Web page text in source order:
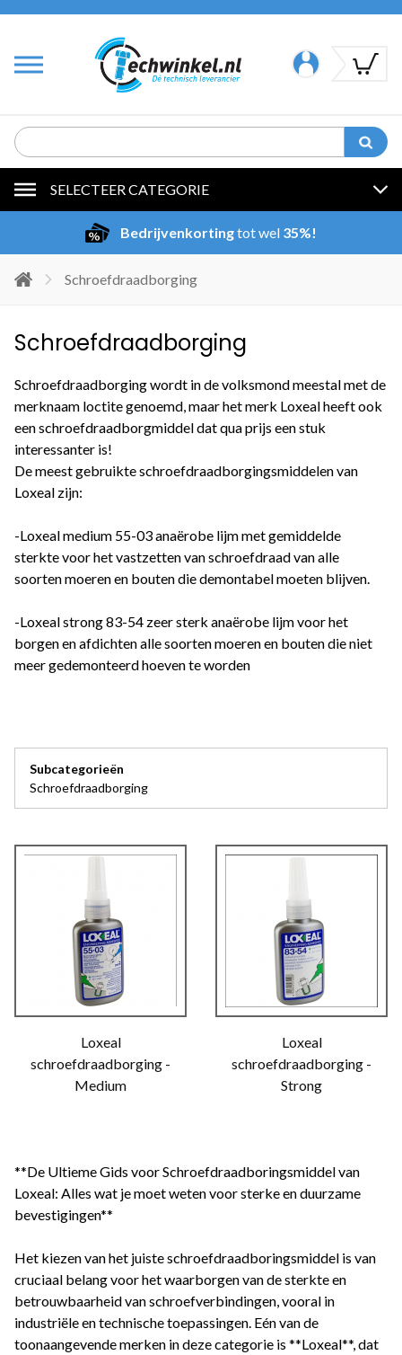
SELECTEER CATEGORIE
Bedrijvenkortingtot wel 35%!
Schroefdraadborging
Schroefdraadborging
Schroefdraadborging wordt in de volksmond meestal met de
merknaam loctite genoemd, maar het merk Loxeal heeft ook
een schroefdraadborgmiddel dat qua prijs een stuk
interessanter is!
De meest gebruikte schroefdraadborgingsmiddelen van
Loxeal zijn:
-Loxeal medium 55-03 anaërobe lijm met gemiddelde
sterkte voor het vastzetten van schroefdraad van alle
soorten moeren en bouten die demontabel moeten blijven.
-Loxeal strong 83-54 zeer sterk anaërobe lijm voor het
borgen en afdichten alle soorten moeren en bouten die niet
meer gedemonteerd hoeven te worden
Subcategorieën
Schroefdraadborging
Loxeal
schroefdraadborging -
Medium
Loxeal
schroefdraadborging -
Strong
**De Ultieme Gids voor Schroefdraadboringsmiddel van
Loxeal: Alles wat je moet weten voor sterke en duurzame
bevestigingen**
Het kiezen van het juiste schroefdraadboringsmiddel is van
cruciaal belang voor het waarborgen van de sterkte en
betrouwbaarheid van schroefverbindingen, vooral in
industriële en technische toepassingen. Eén van de
toonaangevende merken in deze categorie is **Loxeal**, dat